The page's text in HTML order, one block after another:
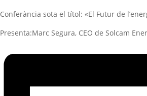
Conferància sota el títol: «El Futur de
Presenta:Marc Segura, CEO de Solcam